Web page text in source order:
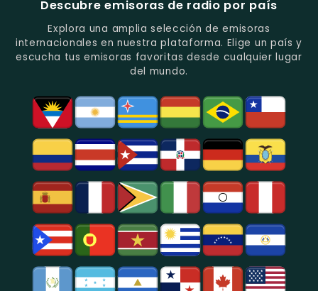
Del
Recuerdo
En
Quito.
De
Los
Deportes
En
Guayaquil.
Y
Folclore
En
Azogues.
Descubre emisoras de radio por país
Explora una amplia selección de emisoras
internacionales en nuestra plataforma. Elige un país y
escucha tus emisoras favoritas desde cualquier lugar
del mundo.